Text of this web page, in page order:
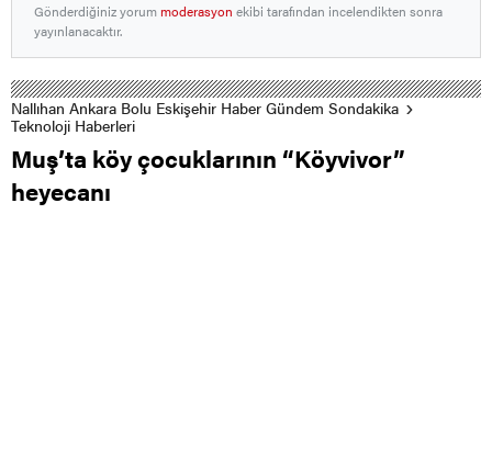
Gönderdiğiniz yorummoderasyon ekibi tarafından incelendikten sonra
yayınlanacaktır.
Nallıhan Ankara Bolu Eskişehir Haber Gündem Sondakika
Teknoloji Haberleri
Muş’ta köy çocuklarının “Köyvivor”
heyecanı